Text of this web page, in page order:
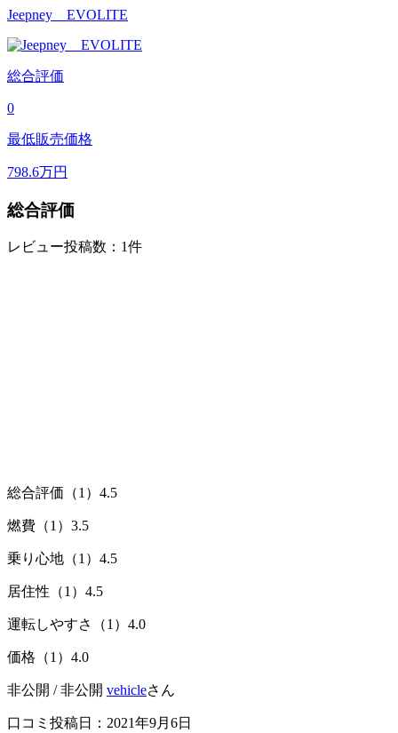
Jeepney EVOLITE
総合評価
0
最低販売価格
798.6万円
総合評価
レビュー投稿数：1件
総合評価（1） 4.5
燃費（1） 3.5
乗り心地（1） 4.5
居住性（1） 4.5
運転しやすさ（1） 4.0
価格（1） 4.0
非公開 / 非公開 vehicleさん
口コミ投稿日：2021年9月6日